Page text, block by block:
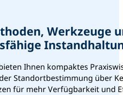
Werkzeuge
Ihnen kompaktes
Standortbestimmung über
für mehr Verfügbarkeit und